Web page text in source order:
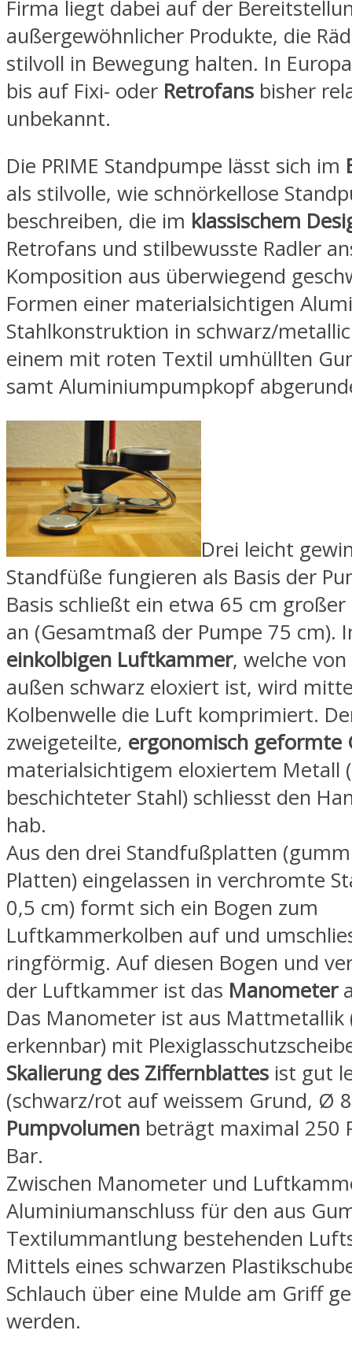
Firma liegt dabei auf der
außergewöhnlicher Produkte, die
stilvoll in Bewegung halten. In
bis auf Fixi- oder Retrofans bisher
unbekannt.
Die PRIME Standpumpe lässt sich im
als stilvolle, wie schnörkellose
beschreiben, die im klassischem
Retrofans und stilbewusste Radler
Komposition aus überwiegend
Formen einer materialsichtigen
Stahlkonstruktion in schwarz/
einem mit roten Textil umhüllten
samt Aluminiumpumpkopf
Drei leicht
Standfüße fungieren als Basis der
Basis schließt ein etwa 65 cm
an (Gesamtmaß der Pumpe 75 cm).
einkolbigen Luftkammer, welche
außen schwarz eloxiert ist, wird
Kolbenwelle die Luft komprimiert.
zweigeteilte, ergonomisch geformte
materialsichtigem eloxiertem Metall
beschichteter Stahl) schliesst den
hab.
Aus den drei Standfußplatten
Platten) eingelassen in verchromte
0,5 cm) formt sich ein Bogen zum
Luftkammerkolben auf und
ringförmig. Auf diesen Bogen und
der Luftkammer ist das Manometer
Das Manometer ist aus Mattmetallik
erkennbar) mit
Skalierung des Ziffernblattes ist gut
(schwarz/rot auf weissem Grund, Ø
Pumpvolumen beträgt maximal 250
Bar.
Zwischen Manometer und
Aluminiumanschluss für den aus
Textilummantlung bestehenden
Mittels eines schwarzen
Schlauch über eine Mulde am Griff
werden.